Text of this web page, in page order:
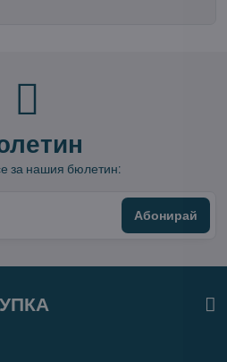
за нашия бюлетин:
Абонирай